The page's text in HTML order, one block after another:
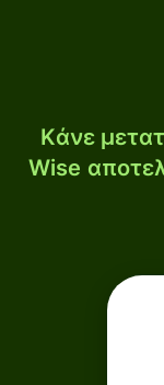
Κάνε
Wise